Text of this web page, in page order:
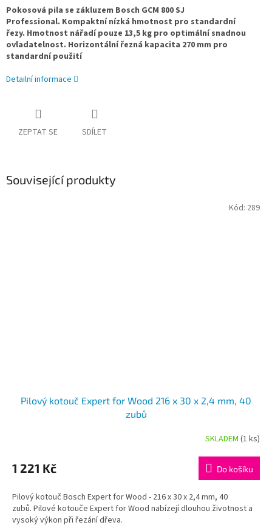
Pokosová pila se zákluzem Bosch GCM 800 SJ
Professional. Kompaktní nízká hmotnost pro standardní
řezy. Hmotnost nářadí pouze 13,5 kg pro optimální snadnou
ovladatelnost. Horizontální řezná kapacita 270 mm pro
standardní použití
Detailní informace
ZEPTAT SE SDÍLET
Související produkty
Pilový kotouč Expert for Wood 216 x 30 x 2,4 mm, 40
zubů
SKLADEM (1 ks)
1 221 Kč Do košíku
Pilový kotouč Bosch Expert for Wood - 216 x 30 x 2,4 mm, 40
zubů. Pilové kotouče Expert for Wood nabízejí dlouhou životnost a
vysoký výkon při řezání dřeva.
Kód: 289